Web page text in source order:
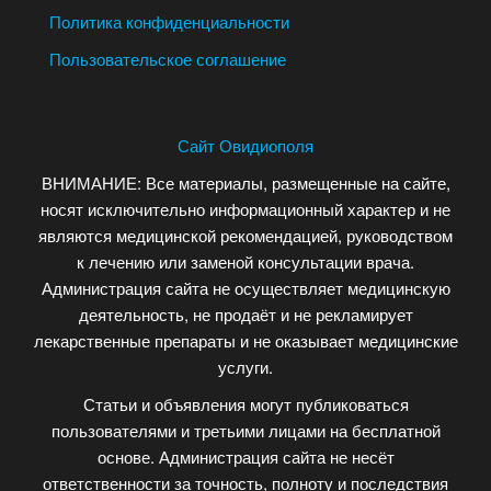
Политика конфиденциальности
Пользовательское соглашение
Сайт Овидиополя
ВНИМАНИЕ: Все материалы, размещенные на сайте,
носят исключительно информационный характер и не
являются медицинской рекомендацией, руководством
к лечению или заменой консультации врача.
Администрация сайта не осуществляет медицинскую
деятельность, не продаёт и не рекламирует
лекарственные препараты и не оказывает медицинские
услуги.
Статьи и объявления могут публиковаться
пользователями и третьими лицами на бесплатной
основе. Администрация сайта не несёт
ответственности за точность, полноту и последствия